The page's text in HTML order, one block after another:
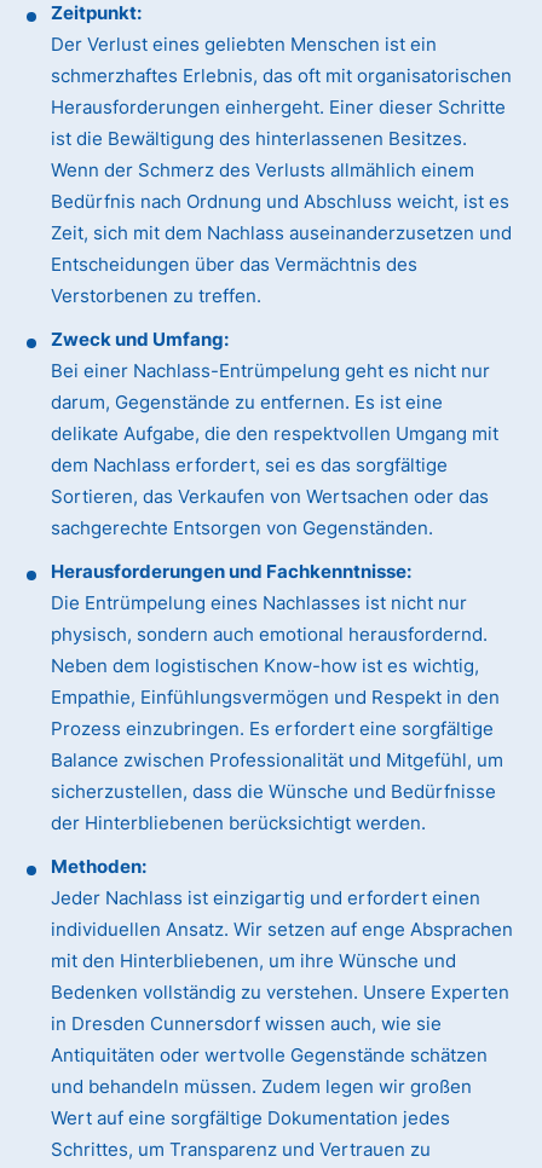
Zeitpunkt:
Der Verlust eines geliebten Menschen ist ein
schmerzhaftes Erlebnis, das oft mit organisatorischen
Herausforderungen einhergeht. Einer dieser Schritte
ist die Bewältigung des hinterlassenen Besitzes.
Wenn der Schmerz des Verlusts allmählich einem
Bedürfnis nach Ordnung und Abschluss weicht, ist es
Zeit, sich mit dem Nachlass auseinanderzusetzen und
Entscheidungen über das Vermächtnis des
Verstorbenen zu treffen.
Zweck und Umfang:
Bei einer Nachlass-Entrümpelung geht es nicht nur
darum, Gegenstände zu entfernen. Es ist eine
delikate Aufgabe, die den respektvollen Umgang mit
dem Nachlass erfordert, sei es das sorgfältige
Sortieren, das Verkaufen von Wertsachen oder das
sachgerechte Entsorgen von Gegenständen.
Herausforderungen und Fachkenntnisse:
Die Entrümpelung eines Nachlasses ist nicht nur
physisch, sondern auch emotional herausfordernd.
Neben dem logistischen Know-how ist es wichtig,
Empathie, Einfühlungsvermögen und Respekt in den
Prozess einzubringen. Es erfordert eine sorgfältige
Balance zwischen Professionalität und Mitgefühl, um
sicherzustellen, dass die Wünsche und Bedürfnisse
der Hinterbliebenen berücksichtigt werden.
Methoden:
Jeder Nachlass ist einzigartig und erfordert einen
individuellen Ansatz. Wir setzen auf enge Absprachen
mit den Hinterbliebenen, um ihre Wünsche und
Bedenken vollständig zu verstehen. Unsere Experten
in Dresden Cunnersdorf wissen auch, wie sie
Antiquitäten oder wertvolle Gegenstände schätzen
und behandeln müssen. Zudem legen wir großen
Wert auf eine sorgfältige Dokumentation jedes
Schrittes, um Transparenz und Vertrauen zu